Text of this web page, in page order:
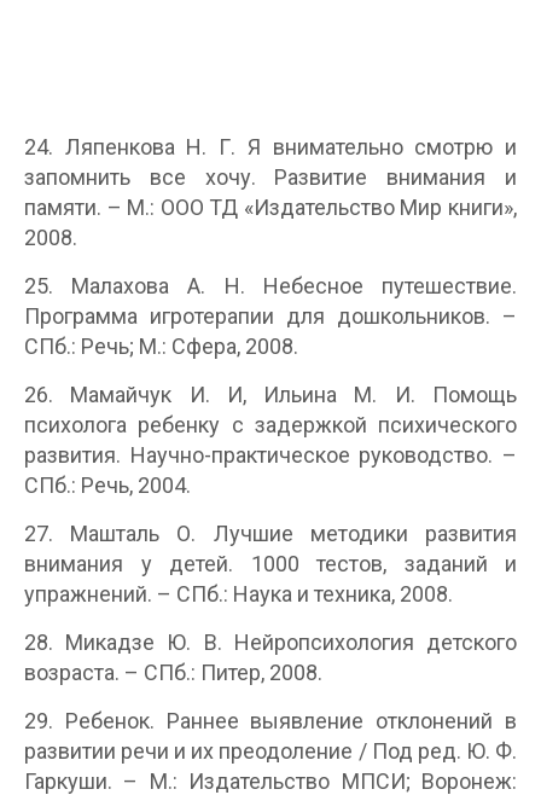
24. Ляпенкова Н. Г. Я внимательно смотрю и
запомнить все хочу. Развитие внимания и
памяти. – М.: ООО ТД «Издательство Мир книги»,
2008.
25. Малахова А. Н. Небесное путешествие.
Программа игротерапии для дошкольников. –
СПб.: Речь; М.: Сфера, 2008.
26. Мамайчук И. И, Ильина М. И. Помощь
психолога ребенку с задержкой психического
развития. Научно-практическое руководство. –
СПб.: Речь, 2004.
27. Машталь О. Лучшие методики развития
внимания у детей. 1000 тестов, заданий и
упражнений. – СПб.: Наука и техника, 2008.
28. Микадзе Ю. В. Нейропсихология детского
возраста. – СПб.: Питер, 2008.
29. Ребенок. Раннее выявление отклонений в
развитии речи и их преодоление / Под ред. Ю. Ф.
Гаркуши. – М.: Издательство МПСИ; Воронеж: